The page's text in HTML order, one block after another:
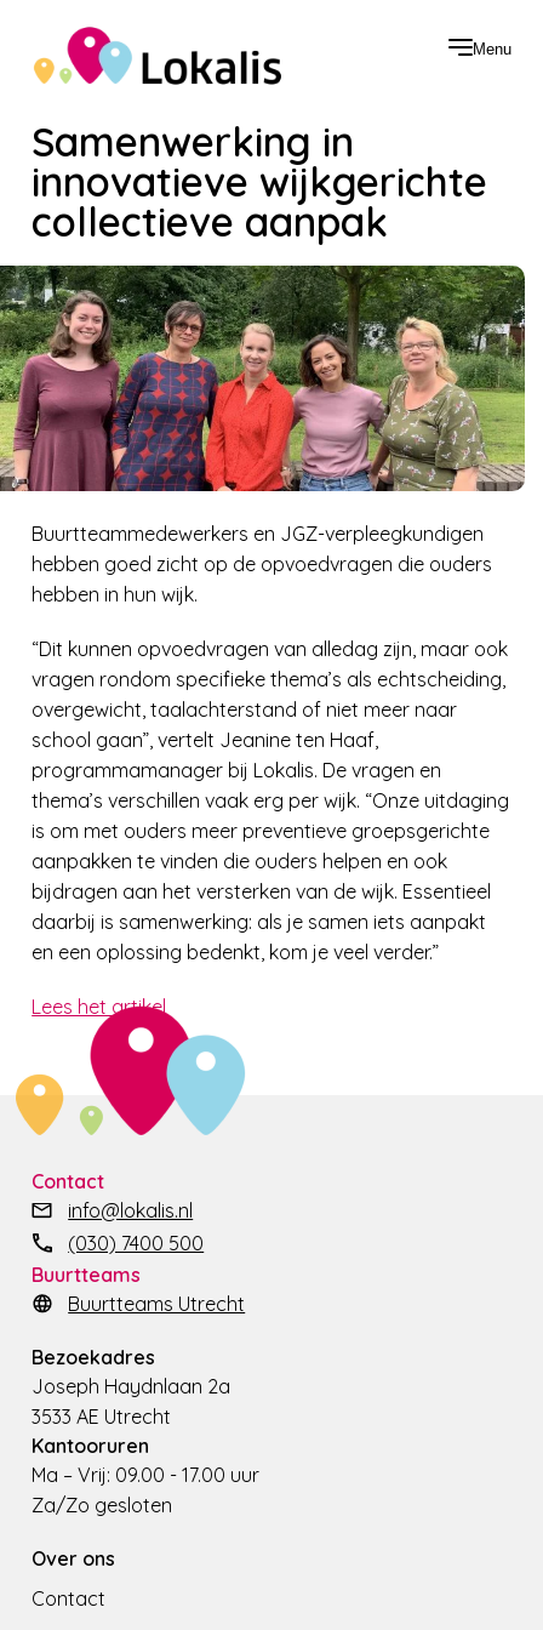
Menu
Samenwerking in
innovatieve wijkgerichte
collectieve aanpak
Buurtteammedewerkers en JGZ-verpleegkundigen
hebben goed zicht op de opvoedvragen die ouders
hebben in hun wijk.
“Dit kunnen opvoedvragen van alledag zijn, maar ook
vragen rondom specifieke thema’s als echtscheiding,
overgewicht, taalachterstand of niet meer naar
school gaan”, vertelt Jeanine ten Haaf,
programmamanager bij Lokalis. De vragen en
thema’s verschillen vaak erg per wijk. “Onze uitdaging
is om met ouders meer preventieve groepsgerichte
aanpakken te vinden die ouders helpen en ook
bijdragen aan het versterken van de wijk. Essentieel
daarbij is samenwerking: als je samen iets aanpakt
en een oplossing bedenkt, kom je veel verder.”
Lees het artikel
Contact
info@lokalis.nl
(030) 7400 500
Buurtteams
Buurtteams Utrecht
Bezoekadres
Joseph Haydnlaan 2a
3533 AE Utrecht
Kantooruren
Ma – Vrij: 09.00 - 17.00 uur
Za/Zo gesloten
Over ons
Contact